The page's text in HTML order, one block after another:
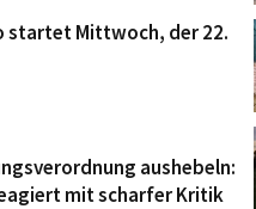
startet Mittwoch, der 22.
aushebeln:
mit scharfer Kritik